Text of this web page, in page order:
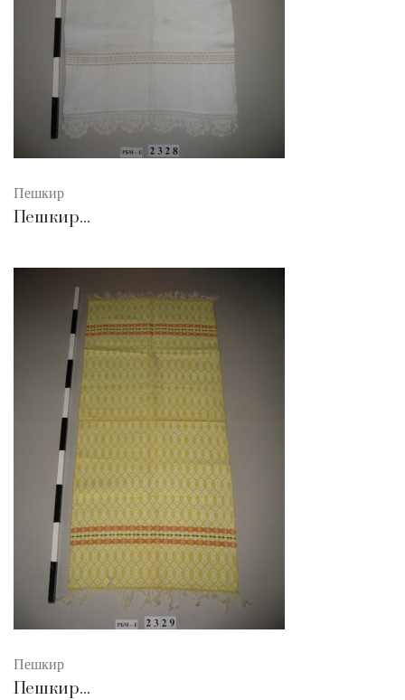
Пешкир
Пешкир...
Пешкир
Пешкир...